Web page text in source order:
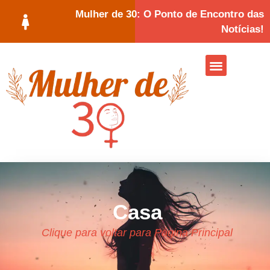
Mulher de 30: O Ponto de Encontro das
Notícias!
Casa
Clique para voltar para Página Principal